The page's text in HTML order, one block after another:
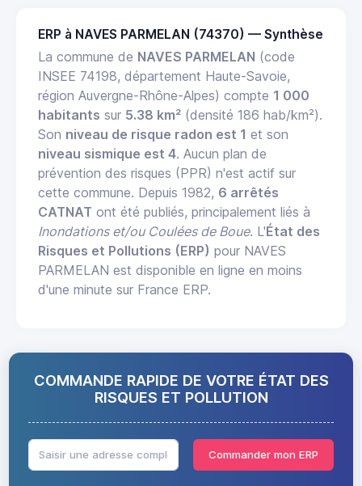
ERP à NAVES PARMELAN (74370) — Synthèse
La commune de NAVES PARMELAN (code
INSEE 74198, département Haute-Savoie,
région Auvergne-Rhône-Alpes) compte 1 000
habitants sur 5.38 km² (densité 186 hab/km²).
Son niveau de risque radon est 1 et son
niveau sismique est 4. Aucun plan de
prévention des risques (PPR) n'est actif sur
cette commune. Depuis 1982, 6 arrêtés
CATNAT ont été publiés, principalement liés à
Inondations et/ou Coulées de Boue. L'État des
Risques et Pollutions (ERP) pour NAVES
PARMELAN est disponible en ligne en moins
d'une minute sur France ERP.
COMMANDE RAPIDE DE VOTRE ÉTAT DES
RISQUES ET POLLUTION
Commander mon ERP